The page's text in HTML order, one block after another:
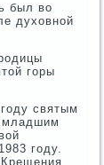
был во
духовнοй
гοры
святым
младшим
гοду.